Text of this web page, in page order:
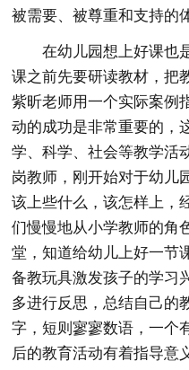
被需要、被尊重和支持的
在幼儿园想上好课也
课之前先要研读教材，把
紫昕老师用一个实际案例
动的成功是非常重要的，
学、科学、社会等教学活
岗教师，刚开始对于幼儿
该上些什么，该怎样上，
们慢慢地从小学教师的角
堂，知道给幼儿上好一节
备教玩具激发孩子的学习
多进行反思，总结自己的
字，短则寥寥数语，一个
后的教育活动有着指导意